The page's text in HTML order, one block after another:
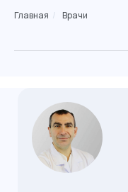
Главная / Врачи